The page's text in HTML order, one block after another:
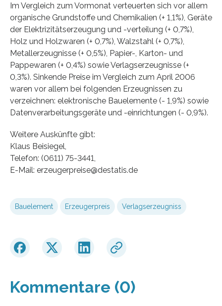
Im Vergleich zum Vormonat verteuerten sich vor allem
organische Grundstoffe und Chemikalien (+ 1,1%), Geräte
der Elektrizitätserzeugung und -verteilung (+ 0,7%),
Holz und Holzwaren (+ 0,7%), Walzstahl (+ 0,7%),
Metallerzeugnisse (+ 0,5%), Papier-, Karton- und
Pappewaren (+ 0,4%) sowie Verlagserzeugnisse (+
0,3%). Sinkende Preise im Vergleich zum April 2006
waren vor allem bei folgenden Erzeugnissen zu
verzeichnen: elektronische Bauelemente (- 1,9%) sowie
Datenverarbeitungsgeräte und -einrichtungen (- 0,9%).
Weitere Auskünfte gibt:
Klaus Beisiegel,
Telefon: (0611) 75-3441,
E-Mail: erzeugerpreise@destatis.de
Bauelement Erzeugerpreis Verlagserzeugniss
Kommentare (0)